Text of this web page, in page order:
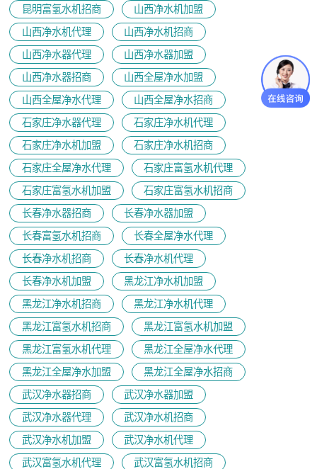
昆明富氢水机招商
山西净水机加盟
山西净水机代理
山西净水机招商
山西净水器代理
山西净水器加盟
山西净水器招商
山西全屋净水加盟
山西全屋净水代理
山西全屋净水招商
石家庄净水器代理
石家庄净水机代理
石家庄净水机加盟
石家庄净水机招商
石家庄全屋净水代理
石家庄富氢水机代理
石家庄富氢水机加盟
石家庄富氢水机招商
长春净水器招商
长春净水器加盟
长春富氢水机招商
长春全屋净水代理
长春净水机招商
长春净水机代理
长春净水机加盟
黑龙江净水机加盟
黑龙江净水机招商
黑龙江净水机代理
黑龙江富氢水机招商
黑龙江富氢水机加盟
黑龙江富氢水机代理
黑龙江全屋净水代理
黑龙江全屋净水加盟
黑龙江全屋净水招商
武汉净水器招商
武汉净水器加盟
武汉净水器代理
武汉净水机招商
武汉净水机加盟
武汉净水机代理
武汉富氢水机代理
武汉富氢水机招商